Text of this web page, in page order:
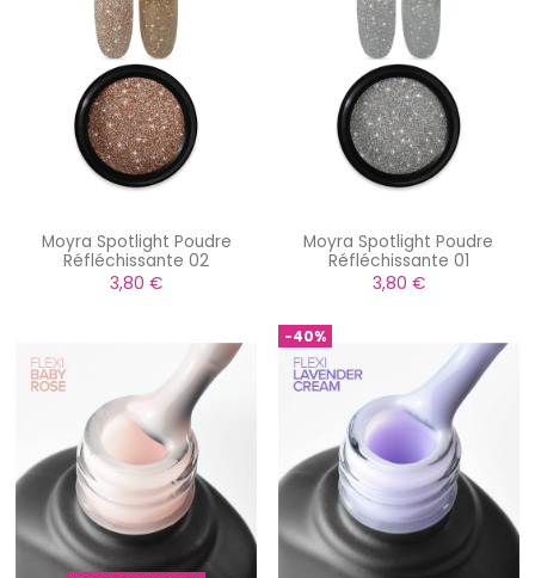
Moyra Spotlight Poudre
Réfléchissante 02
3,80 €
Moyra Spotlight Poudre
Réfléchissante 01
3,80 €
-40%